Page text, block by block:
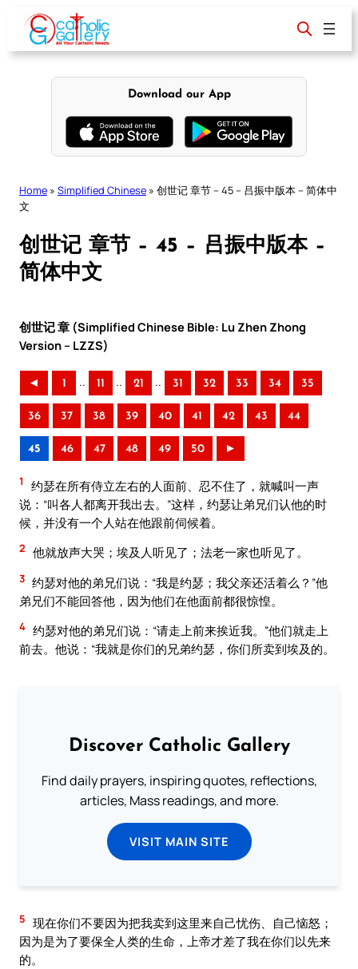
content
Download our App
Home » Simplified Chinese » 创世记 章节 – 45 – 吕振中版本 – 简体中
文
创世记 章节 – 45 – 吕振中版本 –
简体中文
创世记 章 (Simplified Chinese Bible: Lu Zhen Zhong
Version – LZZS)
◄ 1 .. 11 .. 21 .. 31 32 33 34 35
36 37 38 39 40 41 42 43 44
45 46 47 48 49 50 ►
1
约瑟在所有侍立左右的人面前、忍不住了，就喊叫一声
说：“叫各人都离开我出去。”这样，约瑟让弟兄们认他的时
候，并没有一个人站在他跟前伺候着。
2 他就放声大哭；埃及人听见了；法老一家也听见了。
3 约瑟对他的弟兄们说：“我是约瑟；我父亲还活着么？”他
弟兄们不能回答他，因为他们在他面前都很惊惶。
4 约瑟对他的弟兄们说：“请走上前来挨近我。”他们就走上
前去。他说：“我就是你们的兄弟约瑟，你们所卖到埃及的。
Discover Catholic Gallery
Find daily prayers, inspiring quotes, reflections,
articles, Mass readings, and more.
VISIT MAIN SITE
5 现在你们不要因为把我卖到这里来自己忧伤、自己恼怒；
因为是为了要保全人类的生命，上帝才差了我在你们以先来
的。